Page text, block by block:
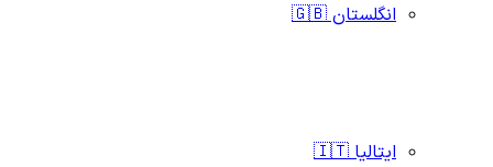
انگلستان 🇬🇧
ایتالیا 🇮🇹